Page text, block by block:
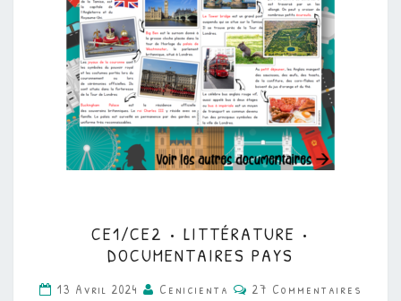
•
LITTÉRATURE
•
CE1/CE2 • LITTÉRATURE •
DOCUMENTAIRES PAYS
13 Avril 2024 Cenicienta Commentaires
27 Commentaires